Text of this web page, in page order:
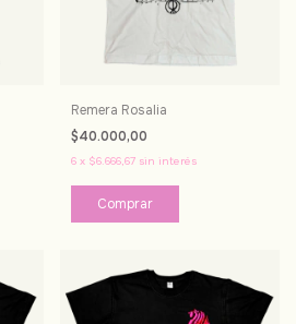
Remera Rosalia
$40.000,00
6 x $6.666,67 sin interés
Comprar